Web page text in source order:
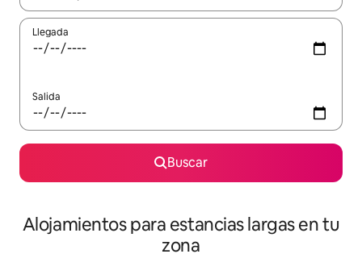
Llegada
Salida
Buscar
Alojamientos para estancias largas en tu
zona